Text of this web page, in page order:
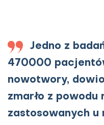
Jedno z
470000
nowotwory,
zmarło z powodu
zastosowanych u